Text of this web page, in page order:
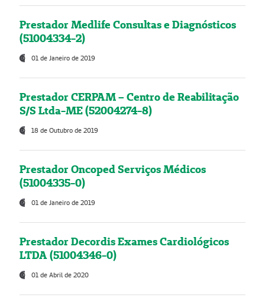
Prestador Medlife Consultas e Diagnósticos
(51004334-2)
01 de Janeiro de 2019
Prestador CERPAM – Centro de Reabilitação
S/S Ltda-ME (52004274-8)
18 de Outubro de 2019
Prestador Oncoped Serviços Médicos
(51004335-0)
01 de Janeiro de 2019
Prestador Decordis Exames Cardiológicos
LTDA (51004346-0)
01 de Abril de 2020